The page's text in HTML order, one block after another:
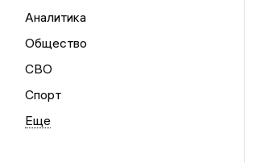
Аналитика
Общество
СВО
Спорт